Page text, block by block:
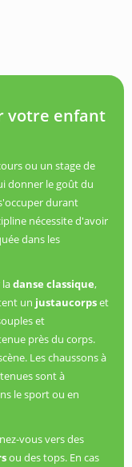
votre enfant
ou un stage de
donner le goût du
durant
nécessite d'avoir
dans les
danse classique,
un justaucorpset
et
près du corps.
Les chaussons à
sont à
le sport ou en
vous vers des
ou des tops. En cas